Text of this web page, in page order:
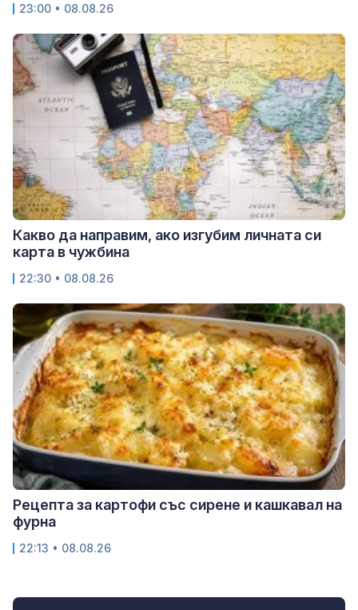
23:00 • 08.08.26
Какво да направим, ако изгубим личната си
карта в чужбина
22:30 • 08.08.26
Рецепта за картофи със сирене и кашкавал на
фурна
22:13 • 08.08.26